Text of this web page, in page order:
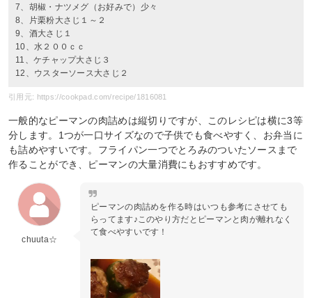
7、胡椒・ナツメグ（お好みで）少々
8、片栗粉大さじ１～２
9、酒大さじ１
10、水２００ｃｃ
11、ケチャップ大さじ３
12、ウスターソース大さじ２
引用元: https://cookpad.com/recipe/1816081
一般的なピーマンの肉詰めは縦切りですが、このレシピは横に3等
分します。1つが一口サイズなので子供でも食べやすく、お弁当に
も詰めやすいです。フライパン一つでとろみのついたソースまで
作ることができ、ピーマンの大量消費にもおすすめです。
chuuta☆
ピーマンの肉詰めを作る時はいつも参考にさせても
らってます♪このやり方だとピーマンと肉が離れなく
て食べやすいです！